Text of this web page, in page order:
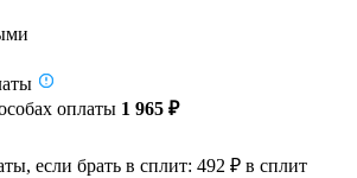
оплаты 1 965 ₽
если брать в сплит: 492 ₽ в сплит